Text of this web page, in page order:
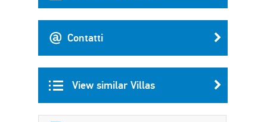
Contatti
View similar Villas